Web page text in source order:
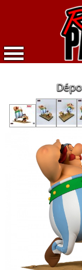
Nouveautés
Exclusivités